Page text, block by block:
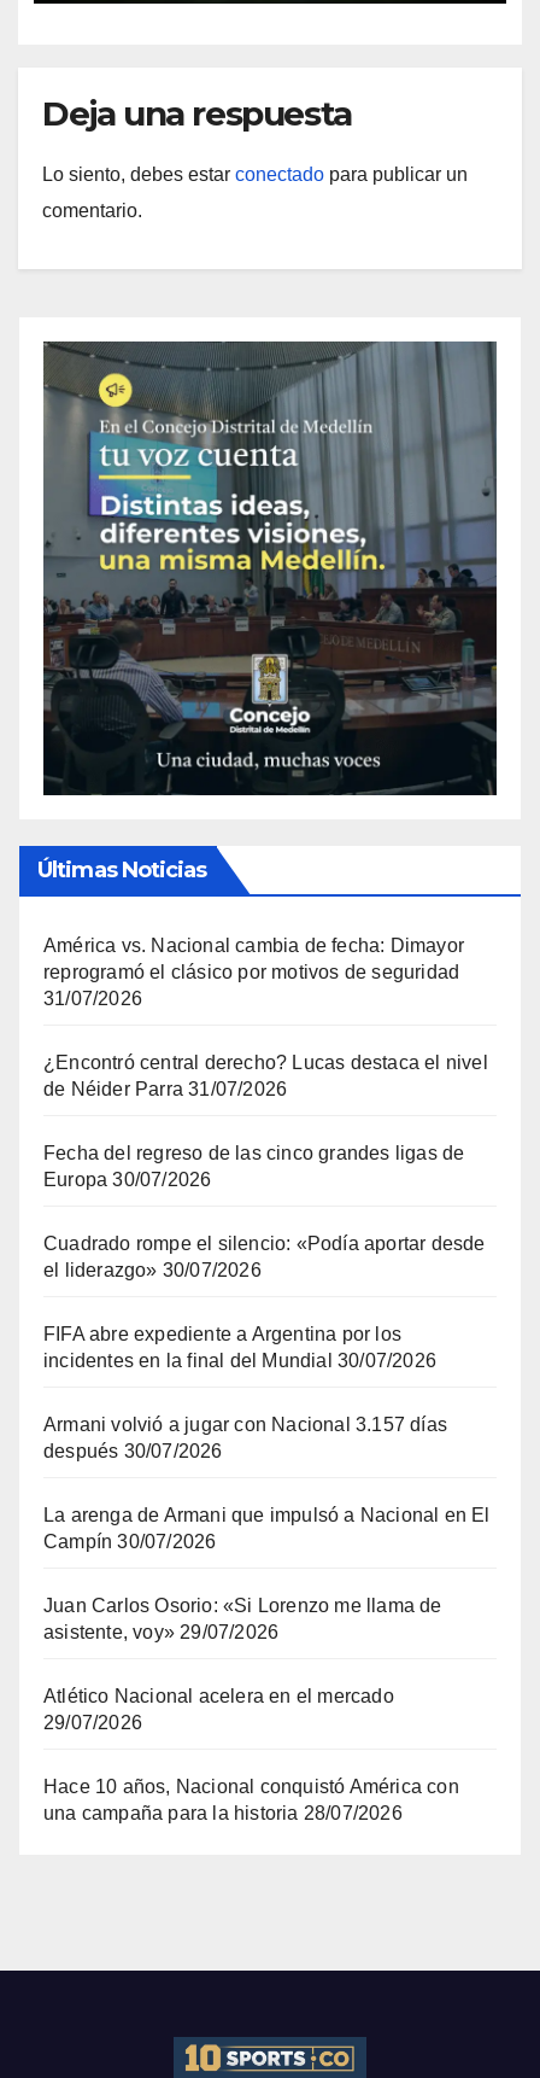
Deja una respuesta
Lo siento, debes estar conectado para publicar un
comentario.
Últimas Noticias
América vs. Nacional cambia de fecha: Dimayor
reprogramó el clásico por motivos de seguridad
31/07/2026
¿Encontró central derecho? Lucas destaca el nivel
de Néider Parra 31/07/2026
Fecha del regreso de las cinco grandes ligas de
Europa 30/07/2026
Cuadrado rompe el silencio: «Podía aportar desde
el liderazgo» 30/07/2026
FIFA abre expediente a Argentina por los
incidentes en la final del Mundial 30/07/2026
Armani volvió a jugar con Nacional 3.157 días
después 30/07/2026
La arenga de Armani que impulsó a Nacional en El
Campín 30/07/2026
Juan Carlos Osorio: «Si Lorenzo me llama de
asistente, voy» 29/07/2026
Atlético Nacional acelera en el mercado
29/07/2026
Hace 10 años, Nacional conquistó América con
una campaña para la historia 28/07/2026